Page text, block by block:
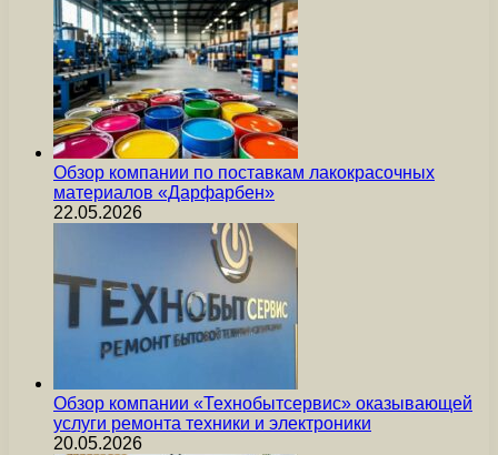
Обзор компании по поставкам лакокрасочных
материалов «Дарфарбен»
22.05.2026
Обзор компании «Технобытсервис» оказывающей
услуги ремонта техники и электроники
20.05.2026